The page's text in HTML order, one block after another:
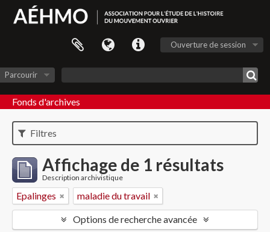
Ouverture de session
Parcourir
Fonds d'archives
Filtres
Affichage de 1 résultats
Description archivistique
Epalinges maladie du travail
Options de recherche avancée